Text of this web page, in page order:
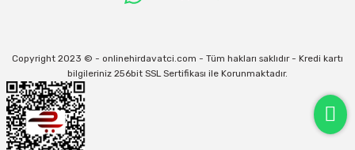
Copyright 2023 © - onlinehirdavatci.com - Tüm hakları saklıdır - Kredi kartı
bilgileriniz 256bit SSL Sertifikası ile Korunmaktadır.